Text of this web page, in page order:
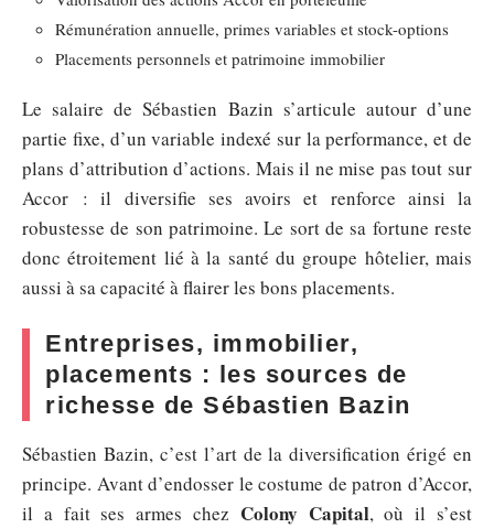
Rémunération annuelle, primes variables et stock-options
Placements personnels et patrimoine immobilier
Le salaire de Sébastien Bazin s’articule autour d’une
partie fixe, d’un variable indexé sur la performance, et de
plans d’attribution d’actions. Mais il ne mise pas tout sur
Accor : il diversifie ses avoirs et renforce ainsi la
robustesse de son patrimoine. Le sort de sa fortune reste
donc étroitement lié à la santé du groupe hôtelier, mais
aussi à sa capacité à flairer les bons placements.
Entreprises, immobilier,
placements : les sources de
richesse de Sébastien Bazin
Sébastien Bazin, c’est l’art de la diversification érigé en
principe. Avant d’endosser le costume de patron d’Accor,
il a fait ses armes chez Colony Capital, où il s’est